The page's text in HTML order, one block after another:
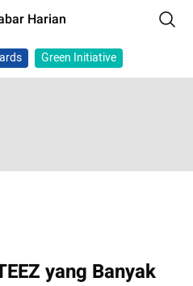
Harian
Green Initiative
yang Banyak